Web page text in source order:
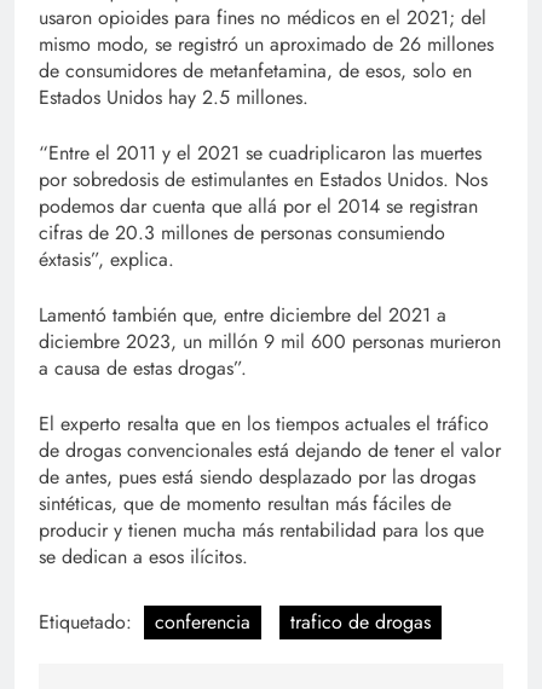
usaron opioides para fines no médicos en el 2021; del
mismo modo, se registró un aproximado de 26 millones
de consumidores de metanfetamina, de esos, solo en
Estados Unidos hay 2.5 millones.
“Entre el 2011 y el 2021 se cuadriplicaron las muertes
por sobredosis de estimulantes en Estados Unidos. Nos
podemos dar cuenta que allá por el 2014 se registran
cifras de 20.3 millones de personas consumiendo
éxtasis”, explica.
Lamentó también que, entre diciembre del 2021 a
diciembre 2023, un millón 9 mil 600 personas murieron
a causa de estas drogas”.
El experto resalta que en los tiempos actuales el tráfico
de drogas convencionales está dejando de tener el valor
de antes, pues está siendo desplazado por las drogas
sintéticas, que de momento resultan más fáciles de
producir y tienen mucha más rentabilidad para los que
se dedican a esos ilícitos.
Etiquetado: conferencia trafico de drogas